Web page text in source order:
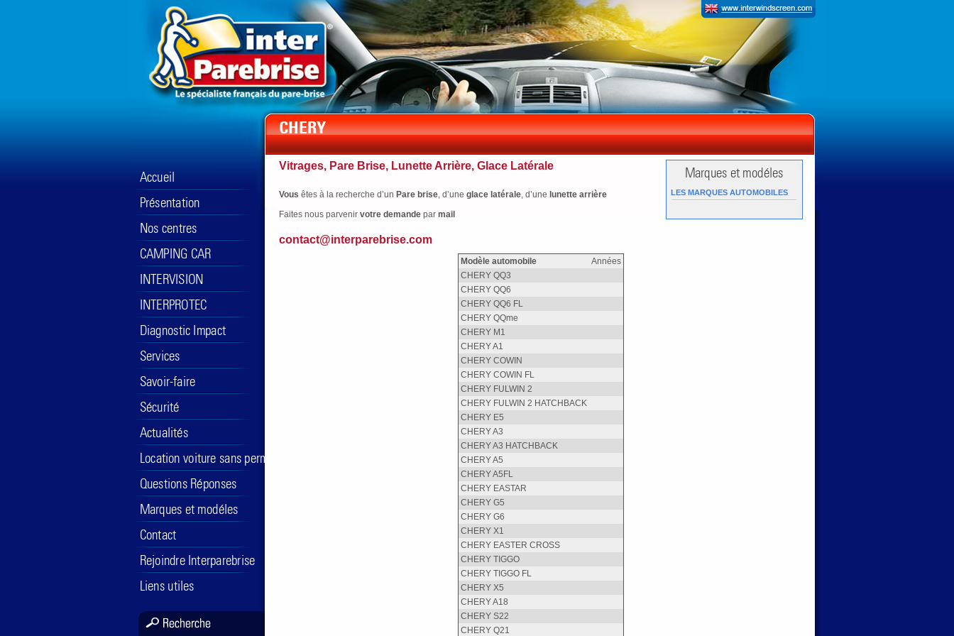
LES MARQUES AUTOMOBILES
Vitrages, Pare Brise, Lunette Arrière, Glace Latérale
Vous êtes à la recherche d’un Pare brise, d’une glace latérale, d’une lunette arrière
Faites nous parvenir votre demande par mail
contact@interparebrise.com
Modèle automobile
Années
CHERY QQ3
CHERY QQ6
CHERY QQ6 FL
CHERY QQme
CHERY M1
CHERY A1
CHERY COWIN
CHERY COWIN FL
CHERY FULWIN 2
CHERY FULWIN 2 HATCHBACK
CHERY E5
CHERY A3
CHERY A3 HATCHBACK
CHERY A5
CHERY A5FL
CHERY EASTAR
CHERY G5
CHERY G6
CHERY X1
CHERY EASTER CROSS
CHERY TIGGO
CHERY TIGGO FL
CHERY X5
CHERY A18
CHERY S22
CHERY Q21